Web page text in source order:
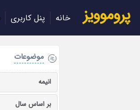
پروموویز خانه پنل کاربری
موضوعات
انیمه
بر اساس سال